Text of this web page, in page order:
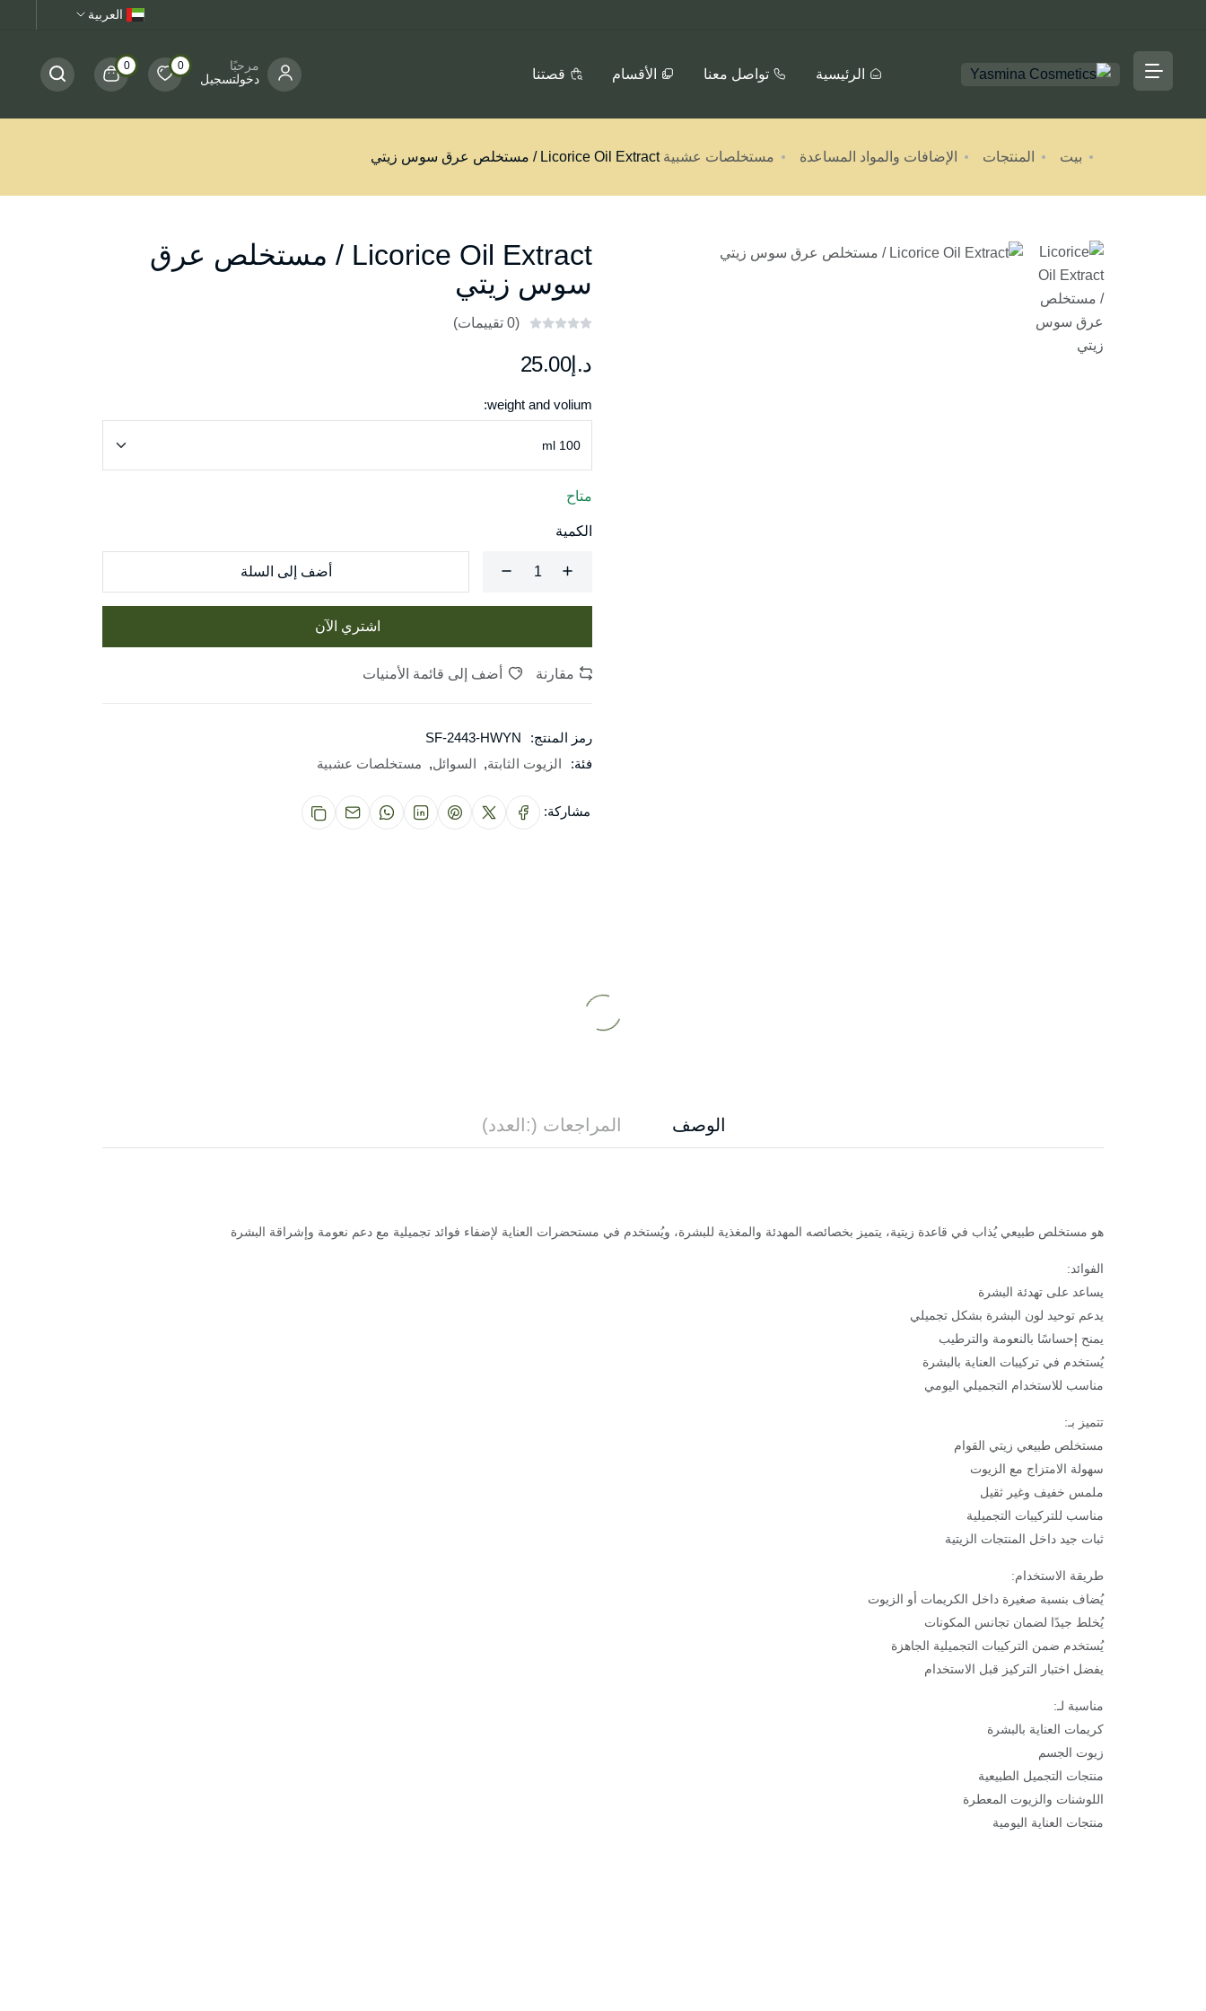
العربية
الرئيسية تواصل معنا الأقسام قصتنا
مرحبًا
دخولتسجيل
0
0
بيت المنتجات الإضافات والمواد المساعدة مستخلصات عشبية Licorice Oil Extract / مستخلص عرق سوس زيتي
Licorice Oil Extract / مستخلص عرق
سوس زيتي
(0 تقييمات)
د.إ25.00
weight and volium:
متاح
الكمية
أضف إلى السلة
اشتري الآن
رمز المنتج:
SF-2443-HWYN
فئة:
الزيوت الثابتة, السوائل, مستخلصات عشبية
مشاركة:
الوصف المراجعات (:العدد)
هو مستخلص طبيعي يُذاب في قاعدة زيتية، يتميز بخصائصه المهدئة والمغذية للبشرة، ويُستخدم في مستحضرات العناية لإضفاء فوائد تجميلية مع دعم نعومة وإشراقة البشرة
الفوائد:
يساعد على تهدئة البشرة
يدعم توحيد لون البشرة بشكل تجميلي
يمنح إحساسًا بالنعومة والترطيب
يُستخدم في تركيبات العناية بالبشرة
مناسب للاستخدام التجميلي اليومي
تتميز بـ:
مستخلص طبيعي زيتي القوام
سهولة الامتزاج مع الزيوت
ملمس خفيف وغير ثقيل
مناسب للتركيبات التجميلية
ثبات جيد داخل المنتجات الزيتية
طريقة الاستخدام:
يُضاف بنسبة صغيرة داخل الكريمات أو الزيوت
يُخلط جيدًا لضمان تجانس المكونات
يُستخدم ضمن التركيبات التجميلية الجاهزة
يفضل اختبار التركيز قبل الاستخدام
مناسبة لـ:
كريمات العناية بالبشرة
زيوت الجسم
منتجات التجميل الطبيعية
اللوشنات والزيوت المعطرة
منتجات العناية اليومية